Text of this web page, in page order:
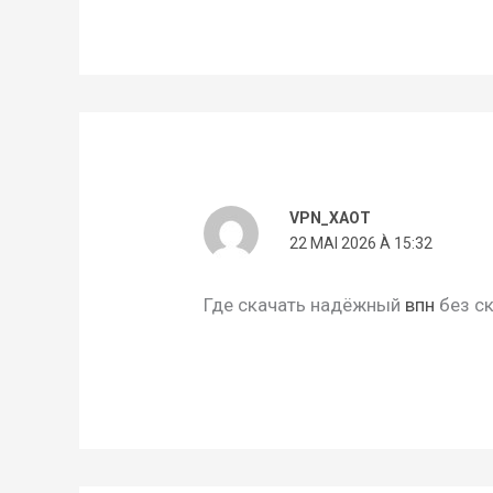
VPN_XAOT
22 MAI 2026 À 15:32
Где скачать надёжный впн без